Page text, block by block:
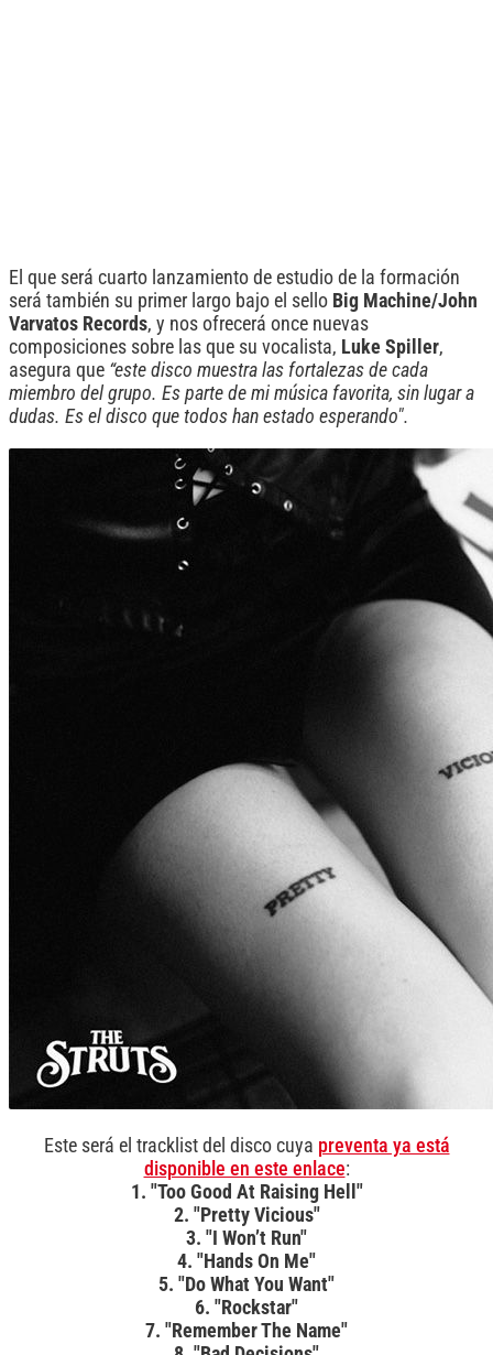
El que será cuarto lanzamiento de estudio de la formación
será también su primer largo bajo el sello Big Machine/John
Varvatos Records, y nos ofrecerá once nuevas
composiciones sobre las que su vocalista, Luke Spiller,
asegura que “este disco muestra las fortalezas de cada
miembro del grupo. Es parte de mi música favorita, sin lugar a
dudas. Es el disco que todos han estado esperando".
Este será el tracklist del disco cuya preventa ya está
disponible en este enlace:
1. "Too Good At Raising Hell"
2. "Pretty Vicious"
3. "I Won’t Run"
4. "Hands On Me"
5. "Do What You Want"
6. "Rockstar"
7. "Remember The Name"